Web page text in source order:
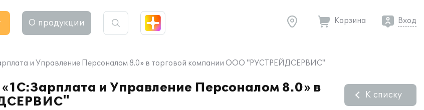
О продукции Корзина Вход
и Управление Персоналом 8.0» в торговой компании ООО "РУСТРЕЙДСЕРВИС"
и Управление Персоналом 8.0» в
К списку